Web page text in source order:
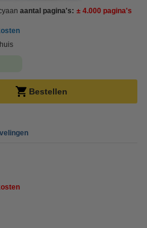
aantal pagina's: ± 4.000 pagina's
Bestellen